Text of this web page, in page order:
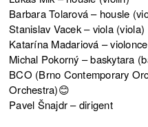
Barbara Tolarová – housle
Stanislav Vacek – viola (viola)
Katarína Madariová –
Michal Pokorný – baskytara
BCO (Brno Contemporary
Orchestra)😊
Pavel Šnajdr – dirigent